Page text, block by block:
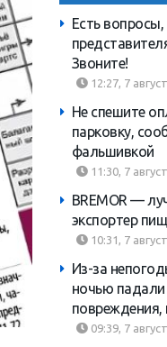
Есть
Звоните!
12:27, 7
Не спешите
парковку,
фальшивкой
11:30, 7
BREMOR —
экспортер
10:31, 7
Из-за
ночью падали
повреждения,
09:39, 7